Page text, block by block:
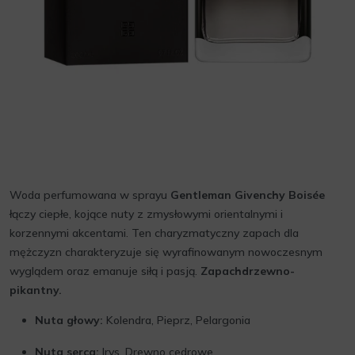
Woda perfumowana w sprayu Gentleman Givenchy Boisée
łączy ciepłe, kojące nuty z zmysłowymi orientalnymi i
korzennymi akcentami. Ten charyzmatyczny zapach dla
mężczyzn charakteryzuje się wyrafinowanym nowoczesnym
wyglądem oraz emanuje siłą i pasją. Zapachdrzewno-
pikantny.
Nuta głowy: Kolendra, Pieprz, Pelargonia
Nuta serca: Irys, Drewno cedrowe